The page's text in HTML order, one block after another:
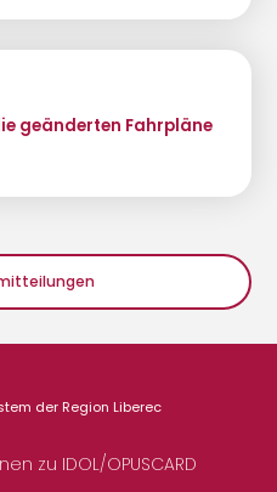
geänderten Fahrpläne
der Region Liberec
zu IDOL/OPUSCARD